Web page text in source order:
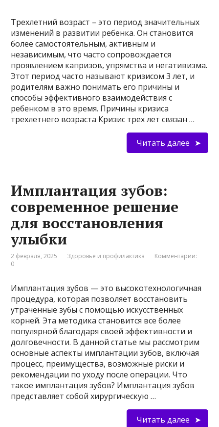
Трехлетний возраст – это период значительных
изменений в развитии ребенка. Он становится
более самостоятельным, активным и
независимым, что часто сопровождается
проявлением капризов, упрямства и негативизма.
Этот период часто называют кризисом 3 лет, и
родителям важно понимать его причины и
способы эффективного взаимодействия с
ребенком в это время. Причины кризиса
трехлетнего возраста Кризис трех лет связан …
Читать далее
Имплантация зубов:
современное решение
для восстановления
улыбки
2 февраля, 2025 Здоровье и профилактика
Комментарии:
0
Имплантация зубов — это высокотехнологичная
процедура, которая позволяет восстановить
утраченные зубы с помощью искусственных
корней. Эта методика становится все более
популярной благодаря своей эффективности и
долговечности. В данной статье мы рассмотрим
основные аспекты имплантации зубов, включая
процесс, преимущества, возможные риски и
рекомендации по уходу после операции. Что
такое имплантация зубов? Имплантация зубов
представляет собой хирургическую …
Читать далее